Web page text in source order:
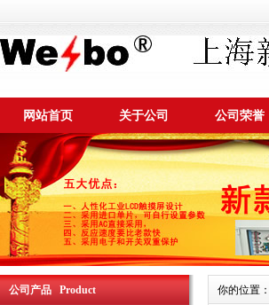
网站首页 关于公司 公司荣誉
公司产品 Product 你的位置：